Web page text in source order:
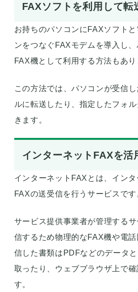
FAXソフトを利用して転
お持ちのパソコンにFAXソフト
ンをつなぐFAXモデムを導入し、
FAX機として利用する方法もあり
この方法では、パソコンが受信
ルに転送したり、指定したフォ
きます。
インターネットFAXを活
インターネットFAXとは、 イン
FAXの送受信を行うサービス です
サービス提供事業者が管理する
信するため物理的なFAX機や電
信した書類はPDFなどのデータ
取ったり、ウェブブラウザ上で確
す。